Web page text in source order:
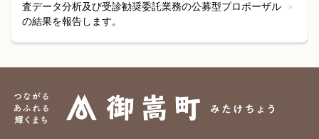
査データ分析及び受診勧奨委託業務の公募型プロポーザル
の結果を報告します。